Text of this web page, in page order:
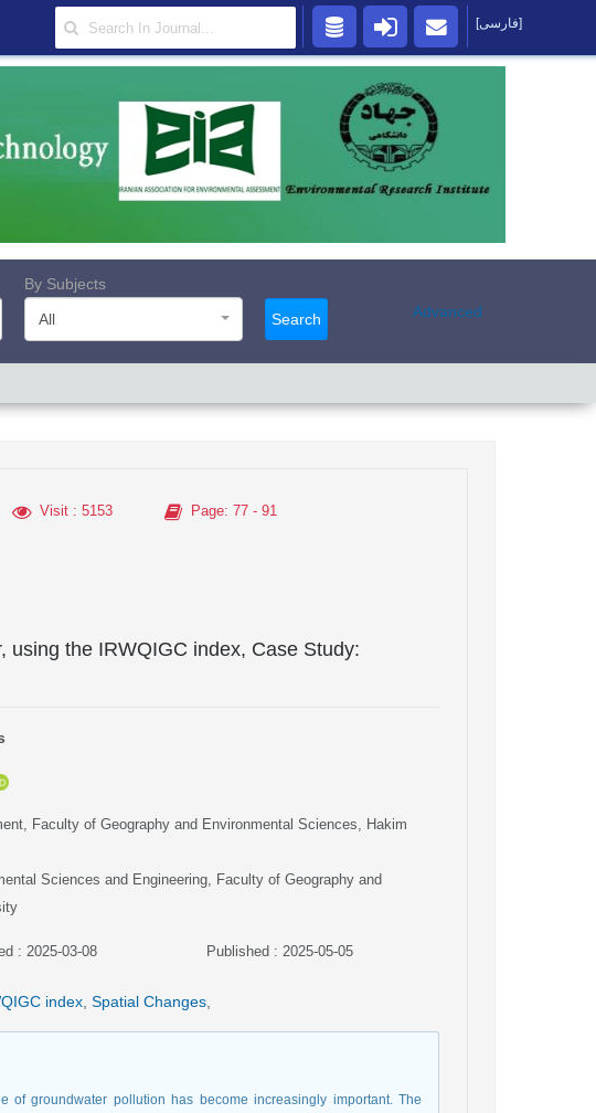
By Subjects
All
Search Advanced
Visit: 5153 Page: 77 - 91
using the IRWQIGC index, Case Study:
Faculty of Geography and Environmental Sciences, Hakim
Sciences and Engineering, Faculty of Geography and
: 2025-03-08 Published : 2025-05-05
index Spatial Changes
of groundwater pollution has become increasingly important. The
[فارسی]